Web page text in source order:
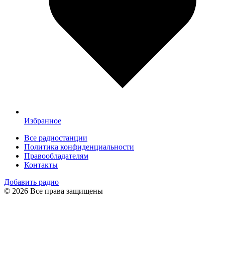
Избранное
Все радиостанции
Политика конфиденциальности
Правообладателям
Контакты
Добавить радио
© 2026 Все права защищены